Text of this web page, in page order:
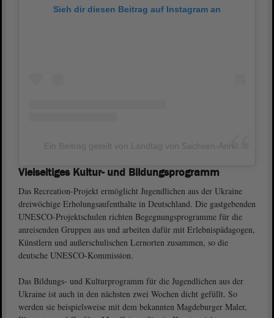
Sieh dir diesen Beitrag auf Instagram an
Vielseitiges Kultur- und Bildungsprogramm
Das Recreation-Projekt ermöglicht Jugendlichen aus der Ukraine
dreiwöchige Erholungsaufenthalte in Deutschland. Die gastgebenden
UNESCO-Projektschulen richten Begegnungsprogramme für die
anreisenden Gruppen aus und arbeiten dafür mit Erlebnispädagogen,
Künstlern und außerschulischen Lernorten zusammen, so die
deutsche UNESCO-Kommission.
Das Bildungs- und Kulturprogramm für die Jugendlichen aus der
Ukraine ist auch in den nächsten zwei Wochen dicht gefüllt. So
werden sie beispielsweise mit dem bekannten Magdeburger Maler,